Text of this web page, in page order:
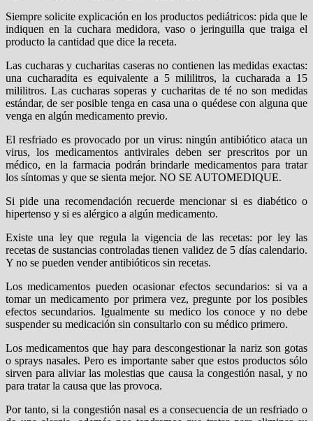
Siempre solicite explicación en los productos pediátricos: pida que le
indiquen en la cuchara medidora, vaso o jeringuilla que traiga el
producto la cantidad que dice la receta.
Las cucharas y cucharitas caseras no contienen las medidas exactas:
una cucharadita es equivalente a 5 mililitros, la cucharada a 15
mililitros. Las cucharas soperas y cucharitas de té no son medidas
estándar, de ser posible tenga en casa una o quédese con alguna que
venga en algún medicamento previo.
El resfriado es provocado por un virus: ningún antibiótico ataca un
virus, los medicamentos antivirales deben ser prescritos por un
médico, en la farmacia podrán brindarle medicamentos para tratar
los síntomas y que se sienta mejor. NO SE AUTOMEDIQUE.
Si pide una recomendación recuerde mencionar si es diabético o
hipertenso y si es alérgico a algún medicamento.
Existe una ley que regula la vigencia de las recetas: por ley las
recetas de sustancias controladas tienen validez de 5 días calendario.
Y no se pueden vender antibióticos sin recetas.
Los medicamentos pueden ocasionar efectos secundarios: si va a
tomar un medicamento por primera vez, pregunte por los posibles
efectos secundarios. Igualmente su medico los conoce y no debe
suspender su medicación sin consultarlo con su médico primero.
Los medicamentos que hay para descongestionar la nariz son gotas
o sprays nasales. Pero es importante saber que estos productos sólo
sirven para aliviar las molestias que causa la congestión nasal, y no
para tratar la causa que las provoca.
Por tanto, si la congestión nasal es a consecuencia de un resfriado o